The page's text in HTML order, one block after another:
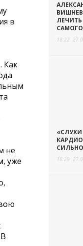
в
Как
не
уже
18:22
16:29